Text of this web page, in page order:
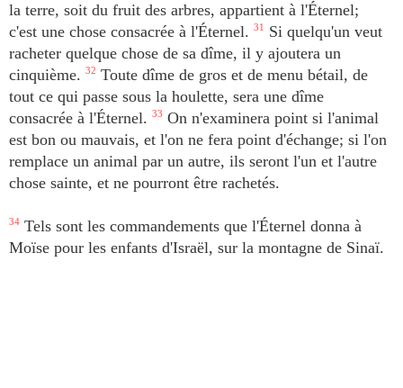
la terre, soit du fruit des arbres, appartient à l'Éternel;
c'est une chose consacrée à l'Éternel. 31
Si quelqu'un veut
racheter quelque chose de sa dîme, il y ajoutera un
cinquième. 32 Toute dîme de gros et de menu bétail, de
tout ce qui passe sous la houlette, sera une dîme
consacrée à l'Éternel. 33 On n'examinera point si l'animal
est bon ou mauvais, et l'on ne fera point d'échange; si l'on
remplace un animal par un autre, ils seront l'un et l'autre
chose sainte, et ne pourront être rachetés.
34 Tels sont les commandements que l'Éternel donna à
Moïse pour les enfants d'Israël, sur la montagne de Sinaï.